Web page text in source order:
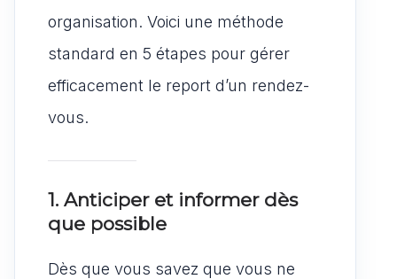
organisation. Voici une méthode
standard en 5 étapes pour gérer
efficacement le report d’un rendez-
vous.
1. Anticiper et informer dès
que possible
Dès que vous savez que vous ne